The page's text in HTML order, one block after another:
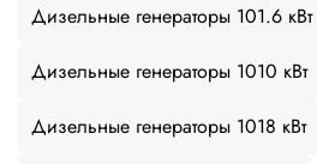
Дизельные генераторы 101.6 кВт
Дизельные генераторы 1010 кВт
Дизельные генераторы 1018 кВт